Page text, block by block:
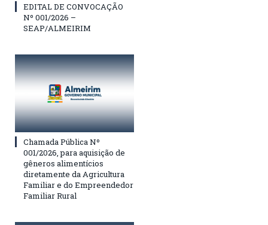
EDITAL DE CONVOCAÇÃO
Nº 001/2026 –
SEAP/ALMEIRIM
Chamada Pública Nº
001/2026, para aquisição de
gêneros alimentícios
diretamente da Agricultura
Familiar e do Empreendedor
Familiar Rural